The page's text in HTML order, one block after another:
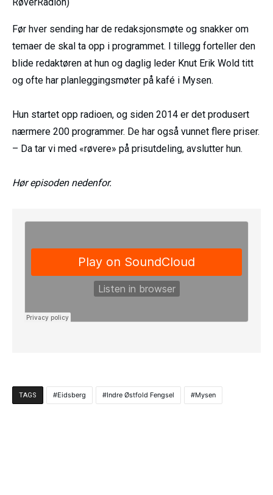
Før hver sending har de redaksjonsmøte og snakker om
temaer de skal ta opp i programmet. I tillegg forteller den
blide redaktøren at hun og daglig leder Knut Erik Wold titt
og ofte har planleggingsmøter på kafé i Mysen.
Hun startet opp radioen, og siden 2014 er det produsert
nærmere 200 programmer. De har også vunnet flere priser.
– Da tar vi med «røvere» på prisutdeling, avslutter hun.
Hør episoden nedenfor.
TAGS Eidsberg Indre Østfold Fengsel Mysen